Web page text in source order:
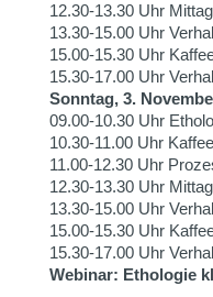
12.30-13.30 Uhr
13.30-15.00 Uhr
15.00-15.30 Uhr
15.30-17.00 Uhr
Sonntag, 3.
09.00-10.30 Uhr
10.30-11.00 Uhr
11.00-12.30 Uhr
12.30-13.30 Uhr
13.30-15.00 Uhr
15.00-15.30 Uhr
15.30-17.00 Uhr
Webinar: Ethologie